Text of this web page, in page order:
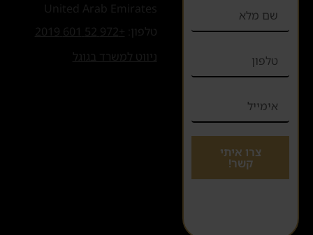
צרו איתי
קשר!
United Arab Emirates
טלפון:
+972 52 601 2019
ניווט למשרד בגוגל